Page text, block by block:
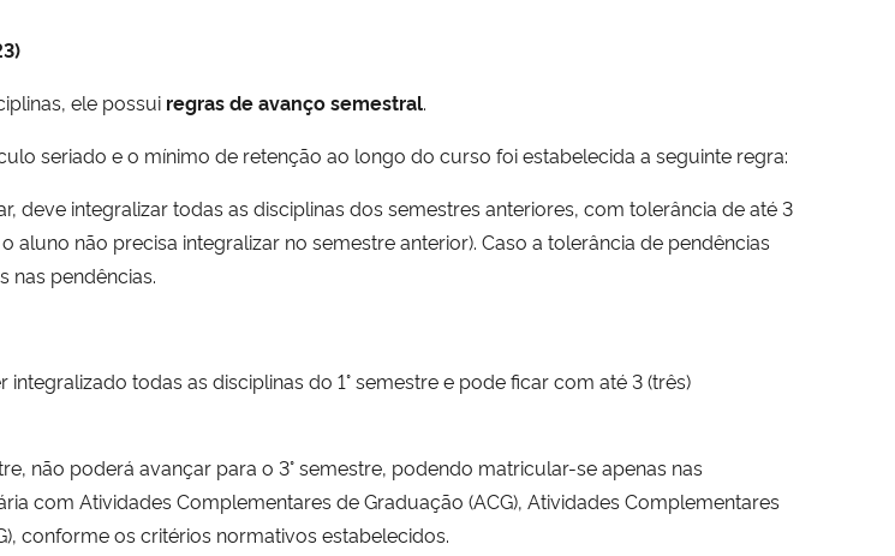
ele possui regras de avanço semestral.
seriado e o mínimo de retenção ao longo do curso foi estabelecida a seguinte regra:
deve integralizar todas as disciplinas dos semestres anteriores, com tolerância de até 3
não precisa integralizar no semestre anterior). Caso a tolerância de pendências
nas pendências.
todas as disciplinas do 1° semestre e pode ficar com até 3 (três)
não poderá avançar para o 3° semestre, podendo matricular-se apenas nas
com Atividades Complementares de Graduação (ACG), Atividades Complementares
conforme os critérios normativos estabelecidos.